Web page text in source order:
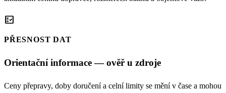
fact_check
PŘESNOST DAT
Orientační informace — ověř u zdroje
Ceny přepravy, doby doručení a celní limity se mění v čase a mohou